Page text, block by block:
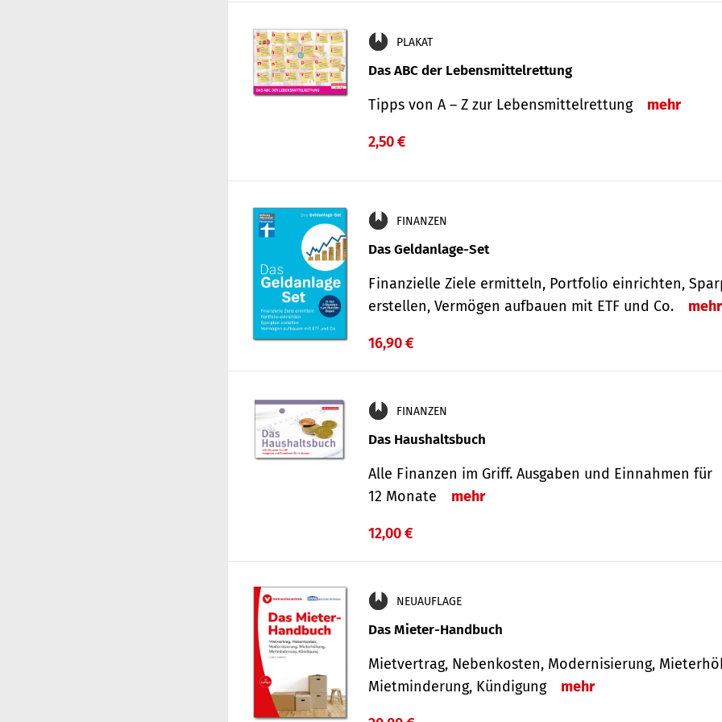
PLAKAT
Das ABC der Lebensmittelrettung
Tipps von A – Z zur Lebensmittelrettung mehr
2,50 €
FINANZEN
Das Geldanlage-Set
Finanzielle Ziele ermitteln, Portfolio einrichten,
erstellen, Vermögen aufbauen mit ETF und Co.
mehr
16,90 €
FINANZEN
Das Haushaltsbuch
Alle Finanzen im Griff. Aus­gaben und Ein­nahmen für
12 Monate
mehr
12,00 €
NEUAUFLAGE
Das Mieter-Handbuch
Mietvertrag, Nebenkosten, Modernisierung,
Mietminderung, Kündigung
mehr